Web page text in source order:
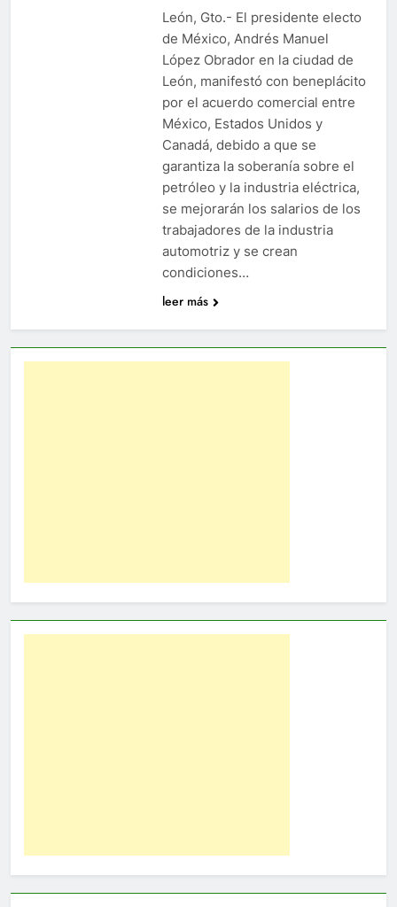
León, Gto.- El presidente electo
de México, Andrés Manuel
López Obrador en la ciudad de
León, manifestó con beneplácito
por el acuerdo comercial entre
México, Estados Unidos y
Canadá, debido a que se
garantiza la soberanía sobre el
petróleo y la industria eléctrica,
se mejorarán los salarios de los
trabajadores de la industria
automotriz y se crean
condiciones…
leer más